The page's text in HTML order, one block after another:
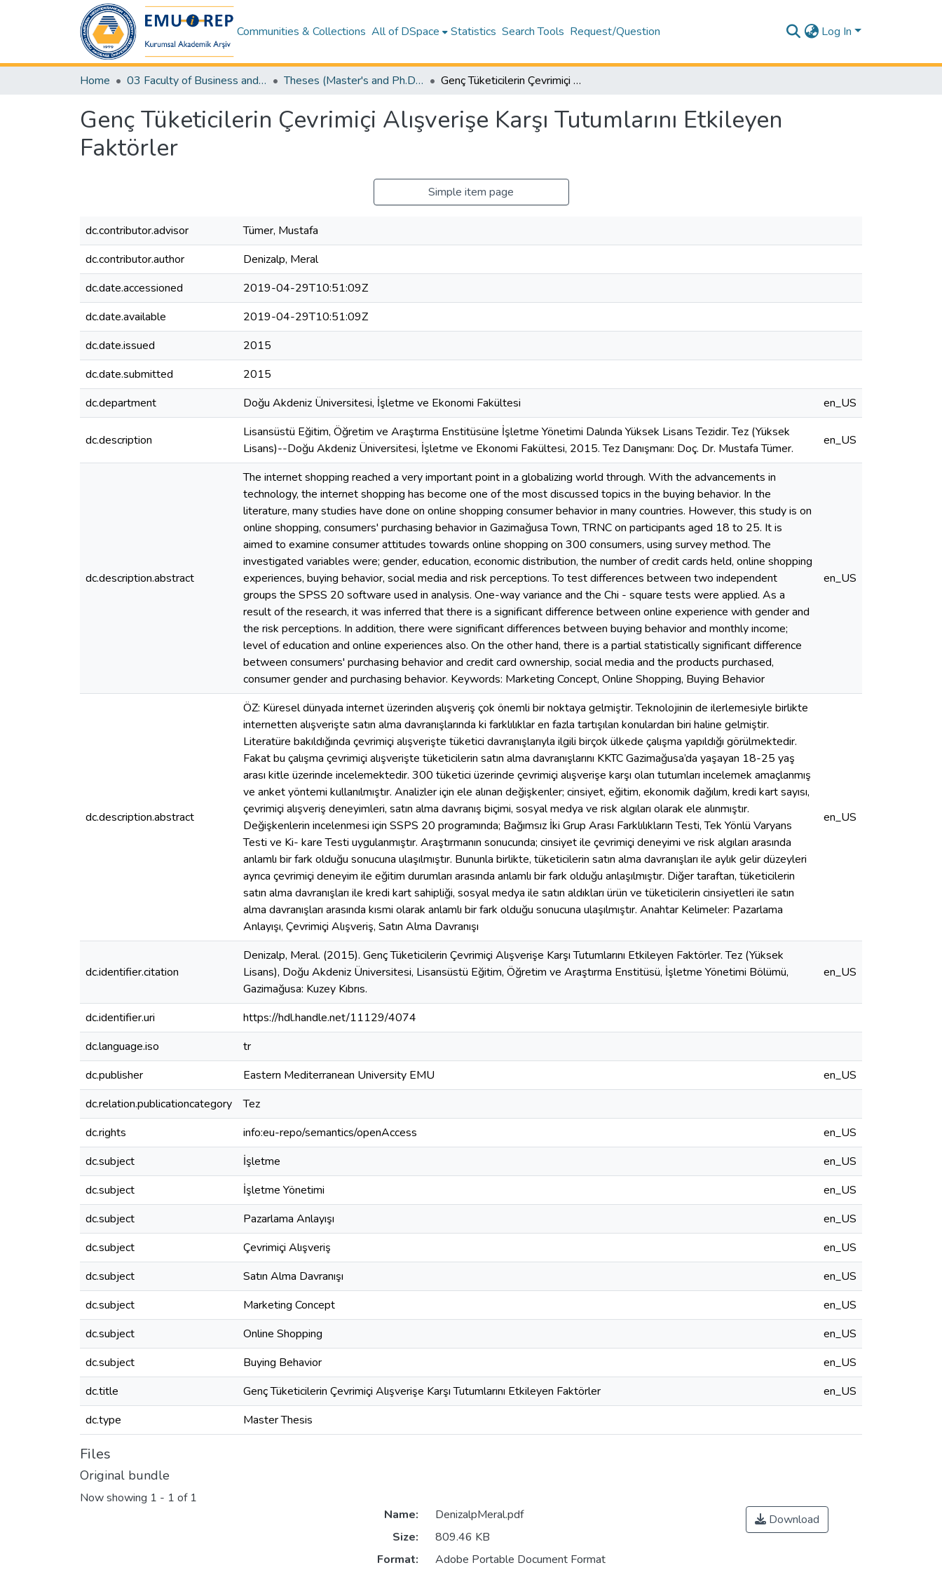
Communities & Collections All of DSpace Statistics Search Tools Request/Question Log In
Home 03 Faculty of Business and Economics Theses (Master's and Ph.D) – Business and Economics Genç Tüketicilerin Çevrimiçi Alışverişe Karşı Tutumlarını Etkileyen Faktörler
Genç Tüketicilerin Çevrimiçi Alışverişe Karşı Tutumlarını Etkileyen
Faktörler
Simple item page
dc.contributor.advisor
Tümer, Mustafa
dc.contributor.author
Denizalp, Meral
dc.date.accessioned
2019-04-29T10:51:09Z
dc.date.available
2019-04-29T10:51:09Z
dc.date.issued
2015
dc.date.submitted
2015
dc.department
Doğu Akdeniz Üniversitesi, İşletme ve Ekonomi Fakültesi en_US
dc.description
Lisansüstü Eğitim, Öğretim ve Araştırma Enstitüsüne İşletme Yönetimi Dalında Yüksek Lisans Tezidir. Tez (Yüksek
Lisans)--Doğu Akdeniz Üniversitesi, İşletme ve Ekonomi Fakültesi, 2015. Tez Danışmanı: Doç. Dr. Mustafa Tümer.
en_US
dc.description.abstract
The internet shopping reached a very important point in a globalizing world through. With the advancements in
technology, the internet shopping has become one of the most discussed topics in the buying behavior. In the
literature, many studies have done on online shopping consumer behavior in many countries. However, this study is on
online shopping, consumers' purchasing behavior in Gazimağusa Town, TRNC on participants aged 18 to 25. It is
aimed to examine consumer attitudes towards online shopping on 300 consumers, using survey method. The
investigated variables were; gender, education, economic distribution, the number of credit cards held, online shopping
experiences, buying behavior, social media and risk perceptions. To test differences between two independent
groups the SPSS 20 software used in analysis. One-way variance and the Chi - square tests were applied. As a
result of the research, it was inferred that there is a significant difference between online experience with gender and
the risk perceptions. In addition, there were significant differences between buying behavior and monthly income;
level of education and online experiences also. On the other hand, there is a partial statistically significant difference
between consumers' purchasing behavior and credit card ownership, social media and the products purchased,
consumer gender and purchasing behavior. Keywords: Marketing Concept, Online Shopping, Buying Behavior
en_US
dc.description.abstract
ÖZ: Küresel dünyada internet üzerinden alışveriş çok önemli bir noktaya gelmiştir. Teknolojinin de ilerlemesiyle birlikte
internetten alışverişte satın alma davranışlarında ki farklılıklar en fazla tartışılan konulardan biri haline gelmiştir.
Literatüre bakıldığında çevrimiçi alışverişte tüketici davranışlarıyla ilgili birçok ülkede çalışma yapıldığı görülmektedir.
Fakat bu çalışma çevrimiçi alışverişte tüketicilerin satın alma davranışlarını KKTC Gazimağusa’da yaşayan 18-25 yaş
arası kitle üzerinde incelemektedir. 300 tüketici üzerinde çevrimiçi alışverişe karşı olan tutumları incelemek amaçlanmış
ve anket yöntemi kullanılmıştır. Analizler için ele alınan değişkenler; cinsiyet, eğitim, ekonomik dağılım, kredi kart sayısı,
çevrimiçi alışveriş deneyimleri, satın alma davranış biçimi, sosyal medya ve risk algıları olarak ele alınmıştır.
Değişkenlerin incelenmesi için SSPS 20 programında; Bağımsız İki Grup Arası Farklılıkların Testi, Tek Yönlü Varyans
Testi ve Ki- kare Testi uygulanmıştır. Araştırmanın sonucunda; cinsiyet ile çevrimiçi deneyimi ve risk algıları arasında
anlamlı bir fark olduğu sonucuna ulaşılmıştır. Bununla birlikte, tüketicilerin satın alma davranışları ile aylık gelir düzeyleri
ayrıca çevrimiçi deneyim ile eğitim durumları arasında anlamlı bir fark olduğu anlaşılmıştır. Diğer taraftan, tüketicilerin
satın alma davranışları ile kredi kart sahipliği, sosyal medya ile satın aldıkları ürün ve tüketicilerin cinsiyetleri ile satın
alma davranışları arasında kısmi olarak anlamlı bir fark olduğu sonucuna ulaşılmıştır. Anahtar Kelimeler: Pazarlama
Anlayışı, Çevrimiçi Alışveriş, Satın Alma Davranışı
en_US
dc.identifier.citation
Denizalp, Meral. (2015). Genç Tüketicilerin Çevrimiçi Alışverişe Karşı Tutumlarını Etkileyen Faktörler. Tez (Yüksek
Lisans), Doğu Akdeniz Üniversitesi, Lisansüstü Eğitim, Öğretim ve Araştırma Enstitüsü, İşletme Yönetimi Bölümü,
Gazimağusa: Kuzey Kıbrıs.
en_US
dc.identifier.uri
https://hdl.handle.net/11129/4074
dc.language.iso
tr
dc.publisher
Eastern Mediterranean University EMU
en_US
dc.relation.publicationcategory
Tez
dc.rights
info:eu-repo/semantics/openAccess
en_US
dc.subject
İşletme
en_US
dc.subject
İşletme Yönetimi
en_US
dc.subject
Pazarlama Anlayışı
en_US
dc.subject
Çevrimiçi Alışveriş
en_US
dc.subject
Satın Alma Davranışı
en_US
dc.subject
Marketing Concept
en_US
dc.subject
Online Shopping
en_US
dc.subject
Buying Behavior
en_US
dc.title
Genç Tüketicilerin Çevrimiçi Alışverişe Karşı Tutumlarını Etkileyen Faktörler
en_US
dc.type
Master Thesis
Files
Original bundle
Now showing 1 - 1 of 1
Name:
DenizalpMeral.pdf
Size:
809.46 KB
Format:
Adobe Portable Document Format
Download